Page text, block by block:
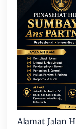
Alamat Jalan